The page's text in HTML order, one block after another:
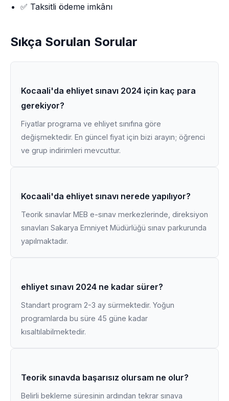
✅ Taksitli ödeme imkânı
Sıkça Sorulan Sorular
Kocaali'da ehliyet sınavı 2024 için kaç para
gerekiyor?
Fiyatlar programa ve ehliyet sınıfına göre
değişmektedir. En güncel fiyat için bizi arayın; öğrenci
ve grup indirimleri mevcuttur.
Kocaali'da ehliyet sınavı nerede yapılıyor?
Teorik sınavlar MEB e-sınav merkezlerinde, direksiyon
sınavları Sakarya Emniyet Müdürlüğü sınav parkurunda
yapılmaktadır.
ehliyet sınavı 2024 ne kadar sürer?
Standart program 2-3 ay sürmektedir. Yoğun
programlarda bu süre 45 güne kadar
kısaltılabilmektedir.
Teorik sınavda başarısız olursam ne olur?
Belirli bekleme süresinin ardından tekrar sınava